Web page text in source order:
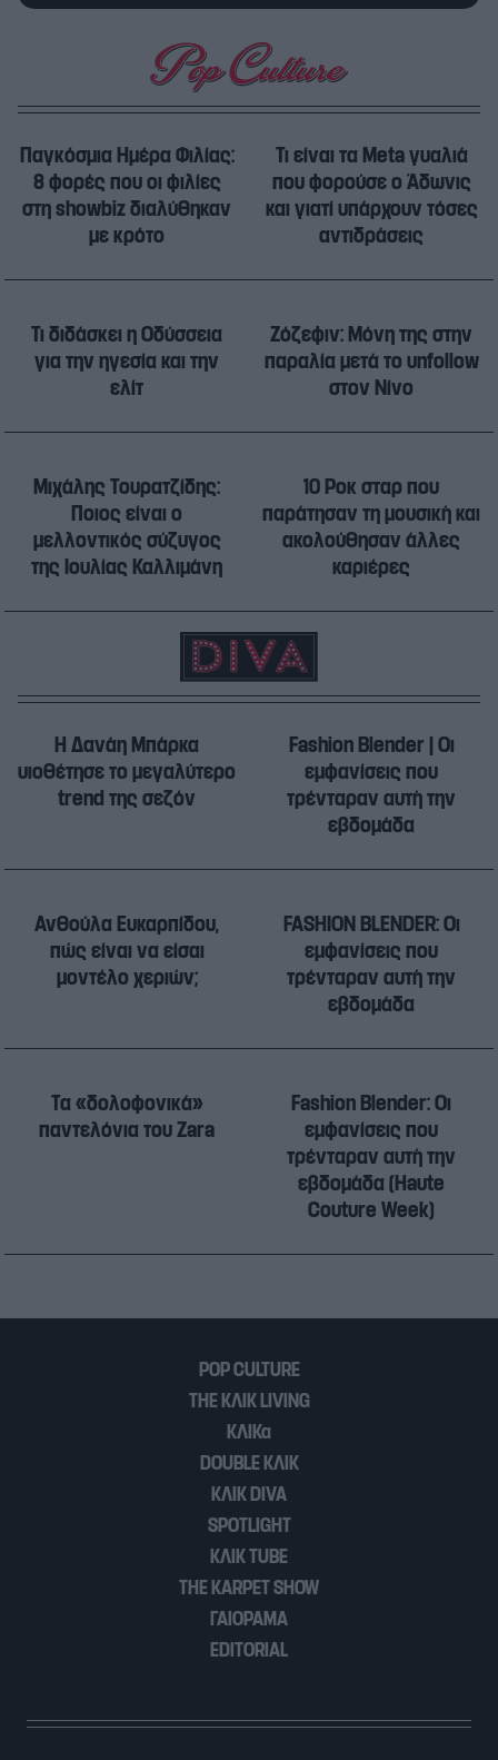
Παγκόσμια Ημέρα Φιλίας:
8 φορές που οι φιλίες
στη showbiz διαλύθηκαν
με κρότο
Τι είναι τα Meta γυαλιά
που φορούσε ο Άδωνις
και γιατί υπάρχουν τόσες
αντιδράσεις
Τι διδάσκει η Οδύσσεια
για την ηγεσία και την
ελίτ
Ζόζεφιν: Μόνη της στην
παραλία μετά το unfollow
στον Νίνο
Μιχάλης Τουρατζίδης:
Ποιος είναι ο
μελλοντικός σύζυγος
της Ιουλίας Καλλιμάνη
10 Ροκ σταρ που
παράτησαν τη μουσική και
ακολούθησαν άλλες
καριέρες
Η Δανάη Μπάρκα
υιοθέτησε το μεγαλύτερο
trend της σεζόν
Fashion Blender | Οι
εμφανίσεις που
τρένταραν αυτή την
εβδομάδα
Ανθούλα Ευκαρπίδου,
πώς είναι να είσαι
μοντέλο χεριών;
FASHION BLENDER: Οι
εμφανίσεις που
τρένταραν αυτή την
εβδομάδα
Τα «δολοφονικά»
παντελόνια του Zara
Fashion Blender: Οι
εμφανίσεις που
τρένταραν αυτή την
εβδομάδα (Haute
Couture Week)
POP CULTURE
THE ΚΛΙΚ LIVING
ΚΛΙΚα
DOUBLE ΚΛΙΚ
ΚΛΙΚ DIVA
SPOTLIGHT
ΚΛΙΚ TUBE
THE KARPET SHOW
ΓΑΙΟΡΑΜΑ
EDITORIAL